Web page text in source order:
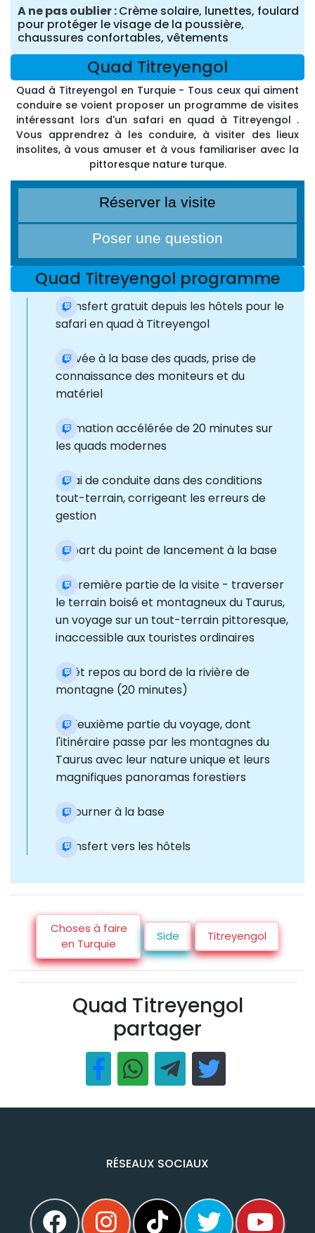
A ne pas oublier Crème solaire, lunettes, foulard
pour protéger le visage de la poussière,
chaussures confortables, vêtements
Quad Titreyengol
Quad à Titreyengol en Turquie - Tous ceux qui aiment
conduire se voient proposer un programme de visites
intéressant lors d'un safari en quad à Titreyengol .
Vous apprendrez à les conduire, à visiter des lieux
insolites, à vous amuser et à vous familiariser avec la
pittoresque nature turque.
Réserver la visite
Poser une question
Quad Titreyengol programme
Transfert gratuit depuis les hôtels pour le
safari en quad à Titreyengol
Arrivée à la base des quads, prise de
connaissance des moniteurs et du
matériel
Formation accélérée de 20 minutes sur
les quads modernes
Essai de conduite dans des conditions
tout-terrain, corrigeant les erreurs de
gestion
Départ du point de lancement à la base
La première partie de la visite - traverser
le terrain boisé et montagneux du Taurus,
un voyage sur un tout-terrain pittoresque,
inaccessible aux touristes ordinaires
Arrêt repos au bord de la rivière de
montagne (20 minutes)
La deuxième partie du voyage, dont
l'itinéraire passe par les montagnes du
Taurus avec leur nature unique et leurs
magnifiques panoramas forestiers
Retourner à la base
Transfert vers les hôtels
Choses à faire
en Turquie
Side Titreyengol
Quad Titreyengol
partager
RÉSEAUX SOCIAUX